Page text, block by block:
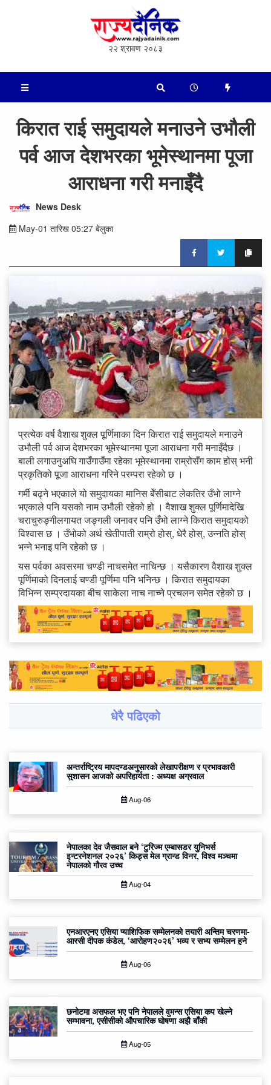
२२ श्रावण २०८३
किरात राई समुदायले मनाउने उभौली
पर्व आज देशभरका भूमेस्थानमा पूजा
आराधना गरी मनाइँदै
News Desk
May-01 तारिख 05:27 बेलुका
प्रत्येक वर्ष वैशाख शुक्ल पूर्णिमाका दिन किरात राई समुदायले मनाउने
उभौली पर्व आज देशभरका भूमेस्थानमा पूजा आराधना गरी मनाइँदैछ ।
बाली लगाउनुअघि गाउँगाउँमा रहेका भूमेस्थानमा राम्रोसँग काम होस् भनी
प्रकृतिको पूजा आराधना गरिने परम्परा रहेको छ ।
गर्मी बढ्ने भएकाले यो समुदायका मानिस बेँसीबाट लेकतिर उँभो लाग्ने
भएकाले पनि यसको नाम उभौली रहेको हो । वैशाख शुक्ल पूर्णिमादेखि
चराचुरुङ्गीलगायत जङ्गली जनावर पनि उँभो लाग्ने किरात समुदायको
विश्वास छ । उँभोको अर्थ खेतीपाती राम्रो होस्, धेरै होस्, उन्नति होस्
भन्ने भनाइ पनि रहेको छ ।
यस पर्वका अवसरमा चण्डी नाचसमेत नाचिन्छ । यसैकारण वैशाख शुक्ल
पूर्णिमाको दिनलाई चण्डी पूर्णिमा पनि भनिन्छ । किरात समुदायका
विभिन्न सम्प्रदायका बीच साकेला नाच नाच्ने प्रचलन समेत रहेको छ ।
धेरै पढिएको
अन्तर्राष्ट्रिय मापदण्डअनुसारको लेखापरीक्षण र प्रभावकारी
सुशासन आजको अपरिहार्यता : अध्यक्ष अग्रवाल
Aug-06
नेपालका देव जैसवाल बने ‘टुरिज्म एम्बासडर युनिभर्स
इन्टरनेशनल २०२६’ किड्स मेल ग्रान्ड विनर, विश्व मञ्चमा
नेपालको गौरव उच्च
Aug-04
एनआरएनए एसिया प्याशिफिक सम्मेलनको तयारी अन्तिम चरणमा-
आरसी दीपक कंडेल, ‘आरोहण२०२६’ भव्य र सभ्य सम्मेलन हुने
Aug-06
छनोटमा असफल भए पनि नेपालले वुमन्स एसिया कप खेल्ने
सम्भावना, एसीसीको औपचारिक घोषणा अझै बाँकी
Aug-05